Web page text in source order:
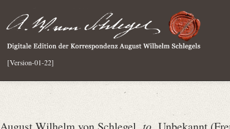
[Version-01-22]
August Wilhelm von Schlegel to Unbekannt